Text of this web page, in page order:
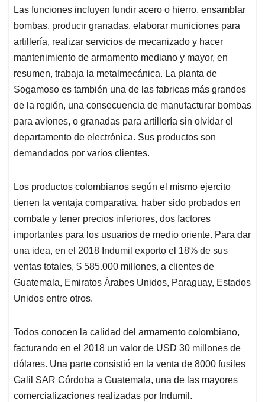
Las funciones incluyen fundir acero o hierro, ensamblar
bombas, producir granadas, elaborar municiones para
artillería, realizar servicios de mecanizado y hacer
mantenimiento de armamento mediano y mayor, en
resumen, trabaja la metalmecánica. La planta de
Sogamoso es también una de las fabricas más grandes
de la región, una consecuencia de manufacturar bombas
para aviones, o granadas para artillería sin olvidar el
departamento de electrónica. Sus productos son
demandados por varios clientes.
Los productos colombianos según el mismo ejercito
tienen la ventaja comparativa, haber sido probados en
combate y tener precios inferiores, dos factores
importantes para los usuarios de medio oriente. Para dar
una idea, en el 2018 Indumil exporto el 18% de sus
ventas totales, $ 585.000 millones, a clientes de
Guatemala, Emiratos Árabes Unidos, Paraguay, Estados
Unidos entre otros.
Todos conocen la calidad del armamento colombiano,
facturando en el 2018 un valor de USD 30 millones de
dólares. Una parte consistió en la venta de 8000 fusiles
Galil SAR Córdoba a Guatemala, una de las mayores
comercializaciones realizadas por Indumil.